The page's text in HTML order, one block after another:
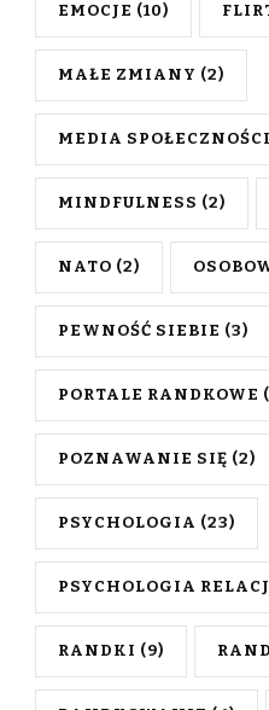
EMOCJE (10)
MAŁE ZMIANY (2)
MEDIA
MINDFULNESS (2)
NATO (2)
PEWNOŚĆ SIEBIE (3)
PORTALE RANDKOWE
POZNAWANIE SIĘ (2)
PSYCHOLOGIA (23)
PSYCHOLOGIA
RANDKI (9)